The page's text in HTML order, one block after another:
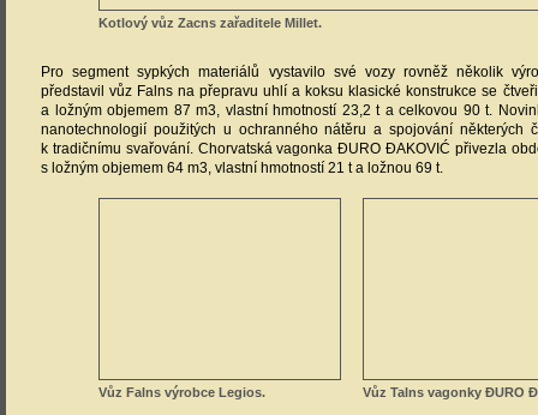
Kotlový vůz Zacns zařaditele Millet.
Pro segment sypkých materiálů vystavilo své vozy rovněž několik
představil vůz Falns na přepravu uhlí a koksu klasické konstrukce se
a ložným objemem 87 m3, vlastní hmotností 23,2 t a celkovou 90 t.
nanotechnologií použitých u ochranného nátěru a spojování některých
k tradičnímu svařování. Chorvatská vagonka ĐURO ĐAKOVIĆ přivezla
s ložným objemem 64 m3, vlastní hmotností 21 t a ložnou 69 t.
Vůz Falns výrobce Legios. Vůz Talns vagonky ĐURO